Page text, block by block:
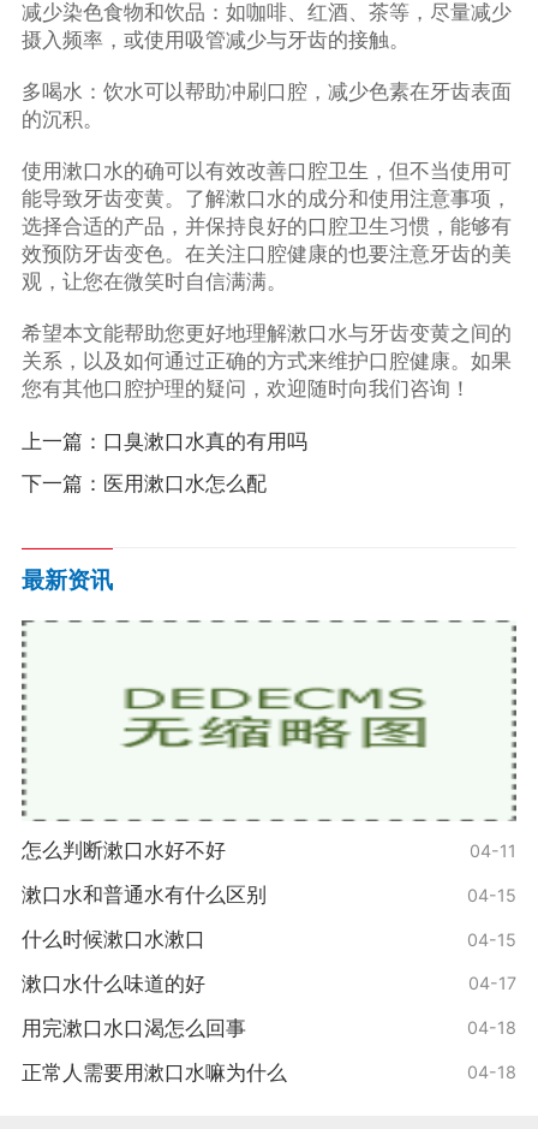
减少染色食物和饮品：如咖啡、红酒、茶等，尽量减少
摄入频率，或使用吸管减少与牙齿的接触。
多喝水：饮水可以帮助冲刷口腔，减少色素在牙齿表面
的沉积。
使用漱口水的确可以有效改善口腔卫生，但不当使用可
能导致牙齿变黄。了解漱口水的成分和使用注意事项，
选择合适的产品，并保持良好的口腔卫生习惯，能够有
效预防牙齿变色。在关注口腔健康的也要注意牙齿的美
观，让您在微笑时自信满满。
希望本文能帮助您更好地理解漱口水与牙齿变黄之间的
关系，以及如何通过正确的方式来维护口腔健康。如果
您有其他口腔护理的疑问，欢迎随时向我们咨询！
上一篇： 口臭漱口水真的有用吗
下一篇： 医用漱口水怎么配
最新资讯
怎么判断漱口水好不好 04-11
漱口水和普通水有什么区别 04-15
什么时候漱口水漱口 04-15
漱口水什么味道的好 04-17
用完漱口水口渴怎么回事 04-18
正常人需要用漱口水嘛为什么 04-18